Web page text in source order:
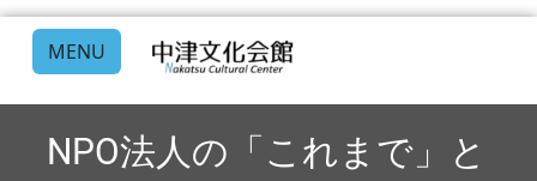
MENU
NPO法人の「これまで」と